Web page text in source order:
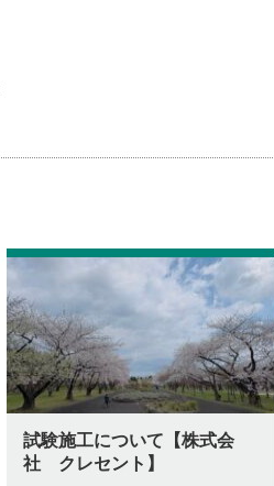
試験施工について【株式会
社 クレセント】